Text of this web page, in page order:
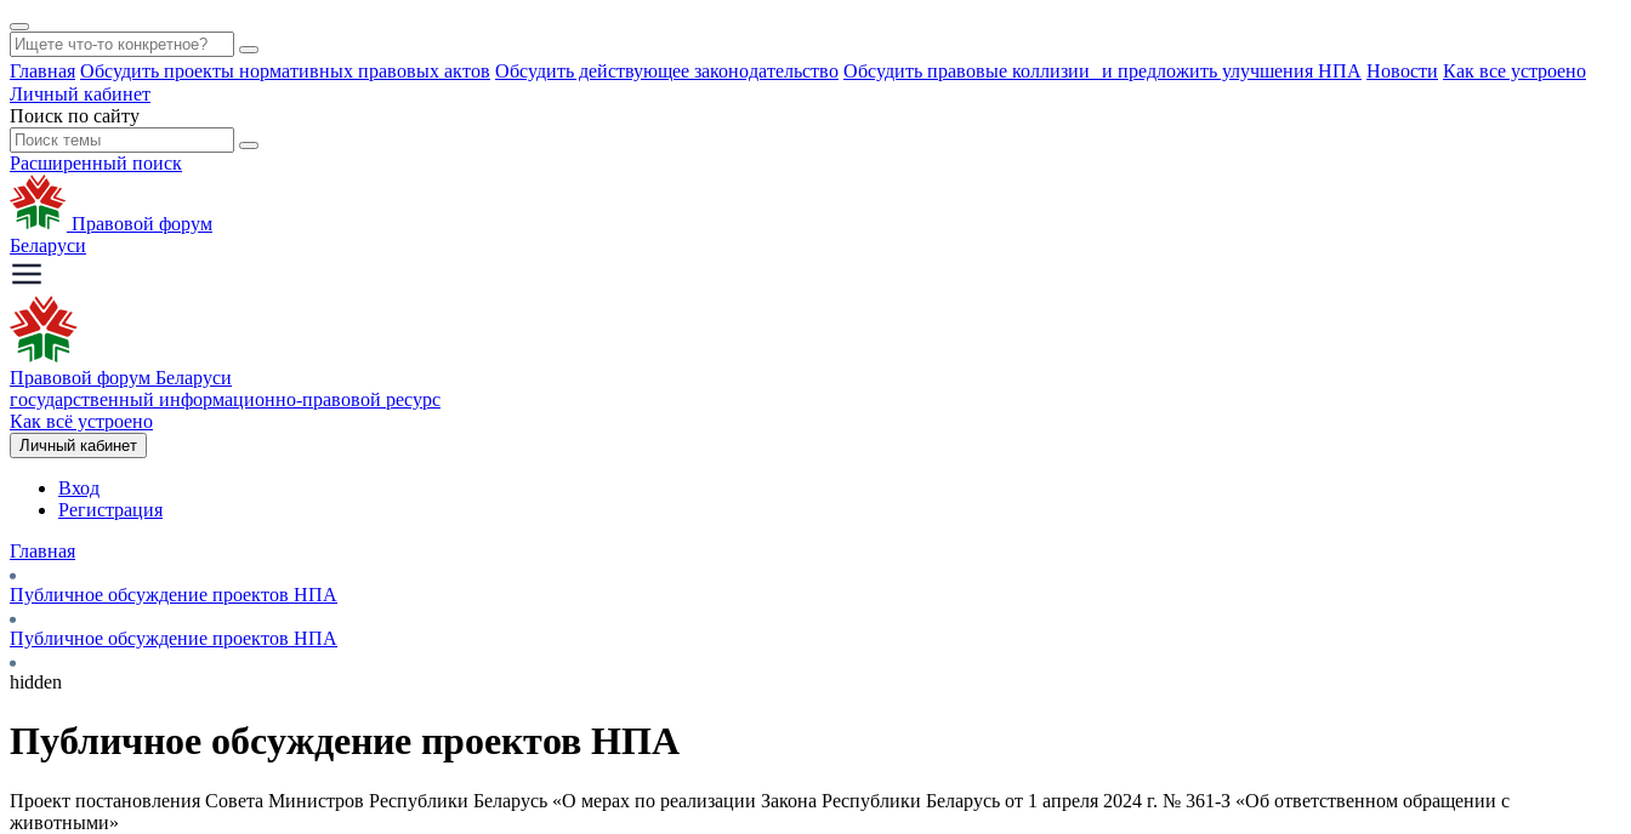
Главная Обсудить проекты нормативных правовых актов Обсудить действующее законодательство Обсудить правовые коллизии и предложить улучшения НПА Новости Как все устроено
Личный кабинет
Поиск по сайту
Расширенный поиск
Правовой форум
Беларуси
Правовой форум Беларуси
государственный информационно-правовой ресурс
Как всё устроено
Личный кабинет
Вход
Регистрация
Главная
Публичное обсуждение проектов НПА
Публичное обсуждение проектов НПА
hidden
Публичное обсуждение проектов НПА
Проект постановления Совета Министров Республики Беларусь «О мерах по реализации Закона Республики Беларусь от 1 апреля 2024 г. № 361-З «Об ответственном обращении с
животными»